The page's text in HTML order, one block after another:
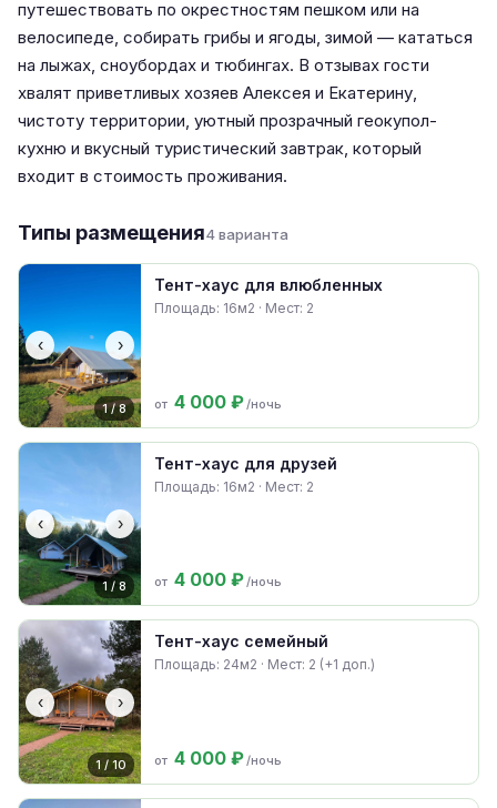
путешествовать по окрестностям пешком или на
велосипеде, собирать грибы и ягоды, зимой — кататься
на лыжах, сноубордах и тюбингах. В отзывах гости
хвалят приветливых хозяев Алексея и Екатерину,
чистоту территории, уютный прозрачный геокупол-
кухню и вкусный туристический завтрак, который
входит в стоимость проживания.
Типы размещения4 варианта
‹ ›
1 / 8
Тент-хаус для влюбленных
Площадь: 16м2 · Мест: 2
от 4 000 ₽ /ночь
‹ ›
1 / 8
Тент-хаус для друзей
Площадь: 16м2 · Мест: 2
от 4 000 ₽/ночь
‹ ›
1 / 10
Тент-хаус семейный
Площадь: 24м2 · Мест: 2 (+1 доп.)
от 4 000 ₽/ночь